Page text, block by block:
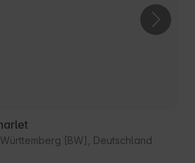
[BW], Deutschland